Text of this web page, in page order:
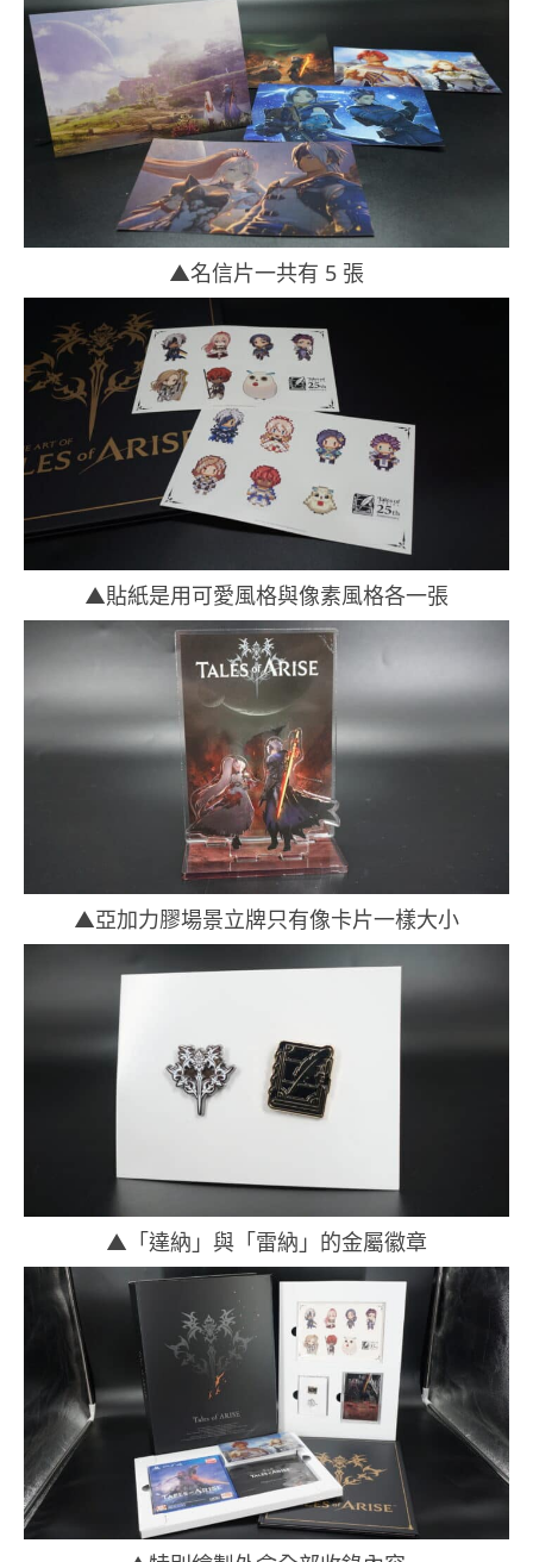
▲名信片一共有 5 張
▲貼紙是用可愛風格與像素風格各一張
▲亞加力膠場景立牌只有像卡片一樣大小
▲「達納」與「雷納」的金屬徽章